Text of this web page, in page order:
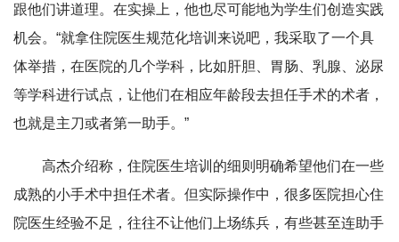
跟他们讲道理。在实操上，他也尽可能地为学生们创造实践
机会。“就拿住院医生规范化培训来说吧，我采取了一个具
体举措，在医院的几个学科，比如肝胆、胃肠、乳腺、泌尿
等学科进行试点，让他们在相应年龄段去担任手术的术者，
也就是主刀或者第一助手。”
高杰介绍称，住院医生培训的细则明确希望他们在一些
成熟的小手术中担任术者。但实际操作中，很多医院担心住
院医生经验不足，往往不让他们上场练兵，有些甚至连助手